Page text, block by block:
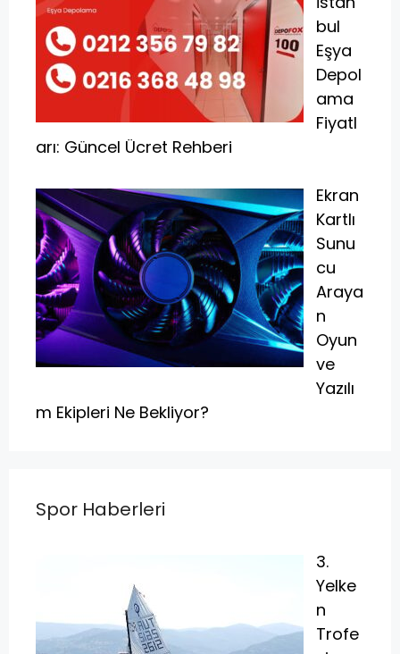
bul
Eşya
Depol
ama
Fiyatl
arı: Güncel Ücret Rehberi
Ekran
Kartlı
Sunu
cu
Araya
n
Oyun
ve
Yazılı
m Ekipleri Ne Bekliyor?
Spor Haberleri
3.
Yelke
n
Trofe